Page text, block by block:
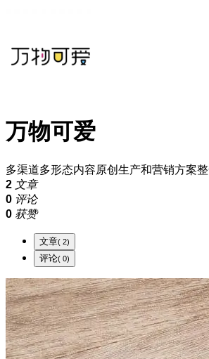
万物可爱
多渠道多形态内容原创生产和营销方案
2 文章
0 评论
0 获赞
文章 ( 2)
评论 ( 0)